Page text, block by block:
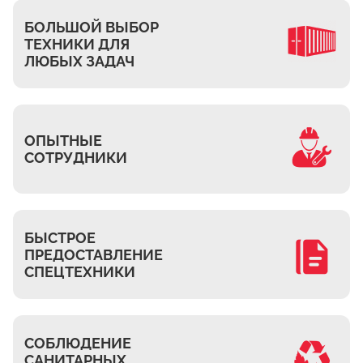
Жуково
Петровское
Томилино
Токарёво
Жилино-1
Чкалово
БОЛЬШОЙ ВЫБОР
ТЕХНИКИ ДЛЯ
ЛЮБЫХ ЗАДАЧ
ОПЫТНЫЕ
СОТРУДНИКИ
БЫСТРОЕ
ПРЕДОСТАВЛЕНИЕ
СПЕЦТЕХНИКИ
СОБЛЮДЕНИЕ